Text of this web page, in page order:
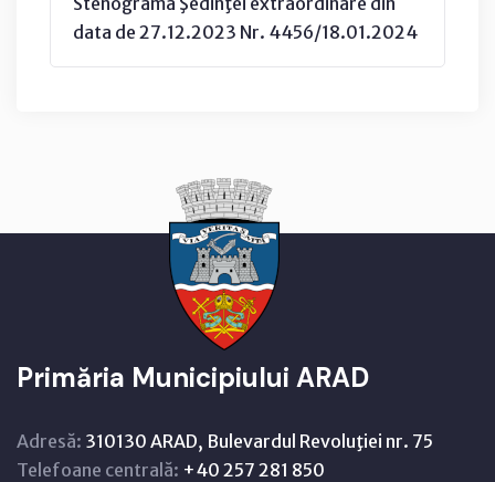
data de 27.12.2023 Nr. 4456/18.01.2024
Primăria Municipiului ARAD
Adresă: 310130 ARAD, Bulevardul Revoluţiei nr. 75
Telefoane centrală: +40 257 281 850